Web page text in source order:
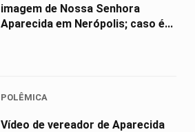
imagem de Nossa Senhora
Aparecida em Nerópolis; caso é...
POLÊMICA
Vídeo de vereador de Aparecida